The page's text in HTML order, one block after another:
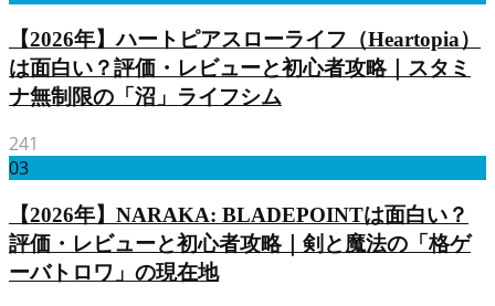
【2026年】ハートピアスローライフ（Heartopia）
は面白い？評価・レビューと初心者攻略｜スタミ
ナ無制限の「沼」ライフシム
241
03
【2026年】NARAKA: BLADEPOINTは面白い？
評価・レビューと初心者攻略｜剣と魔法の「格ゲ
ーバトロワ」の現在地